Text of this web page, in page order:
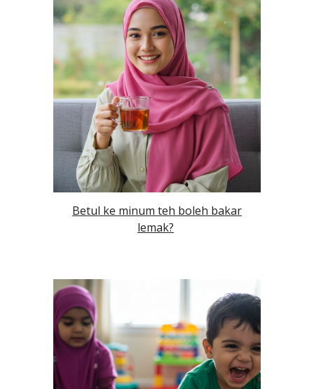
Betul ke minum teh boleh bakar
lemak?